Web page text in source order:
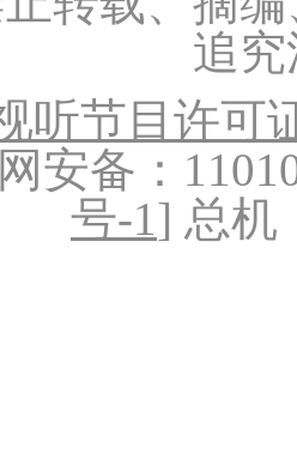
追
听节目许可
安备：
号-1] 总机